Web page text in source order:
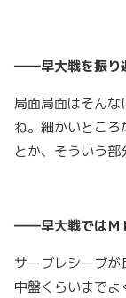
――早大戦を振り
局面局面はそんな
ね。細かいとこ
とか、そういう部
――早大戦ではＭ
サーブレシーブ
中盤くらいまで